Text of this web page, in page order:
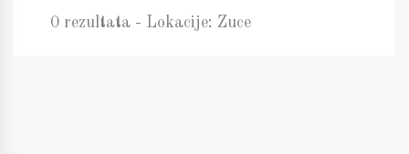
0 rezultata - Lokacije: Zuce